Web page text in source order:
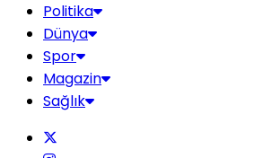
Politika
Dünya
Spor
Magazin
Sağlık